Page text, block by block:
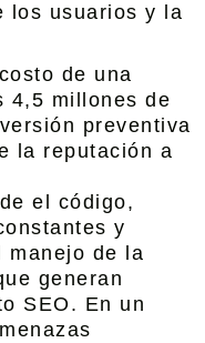
los usuarios y la
de una
4,5 millones de
preventiva
la reputación a
el código,
y
manejo de la
generan
SEO. En un